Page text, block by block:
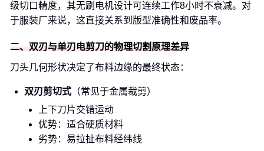
级切口精度，其无刷电机设计可连续工作8小时不衰减。对
于服装厂来说，这直接关系到版型准确性和废品率。
二、双刃与单刃电剪刀的物理切割原理差异
刀头几何形状决定了布料边缘的最终状态：
双刃剪切式 （常见于金属裁剪）
上下刀片交错运动
优势：适合硬质材料
劣势：易拉扯布料经纬线